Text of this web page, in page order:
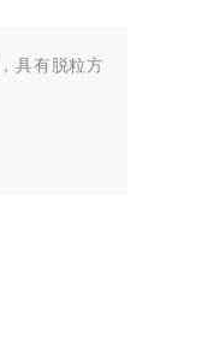
具有脱粒方